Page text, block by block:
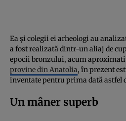
Ea și colegii ei arheologi au
a fost realizată dintr-un aliaj de
epocii bronzului, acum
provine din Anatolia, în prezent
inventate pentru prima dată astfel
Un mâner superb